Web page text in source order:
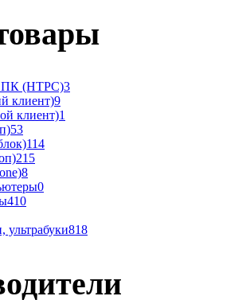
(HTPC)3
клиент)9
клиент)1
53
114
215
8
0
410
ультрабуки818